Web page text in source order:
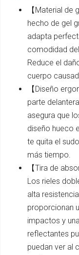
【Material
hecho de gel
adapta
comodidad
Reduce el
cuerpo
【Diseño
parte
asegura que
diseño hueco
te quita el
más tiempo.
【Tira de
Los rieles
alta
proporcionan
impactos y
reflectantes
puedan ver al